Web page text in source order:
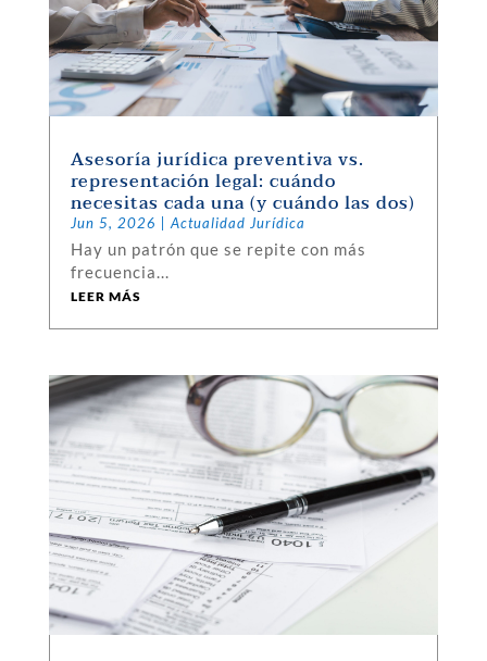
Asesoría jurídica preventiva vs.
representación legal: cuándo
necesitas cada una (y cuándo las dos)
Jun 5, 2026 |Actualidad Jurídica
Hay un patrón que se repite con más
frecuencia...
LEER MÁS